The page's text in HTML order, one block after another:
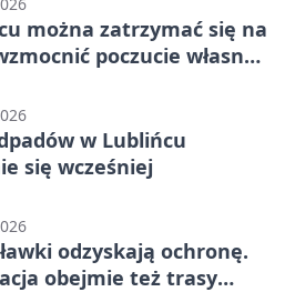
można zatrzymać się na
poczucie własnej
w Lublińcu
się wcześniej
odzyskają ochronę.
obejmie też trasy